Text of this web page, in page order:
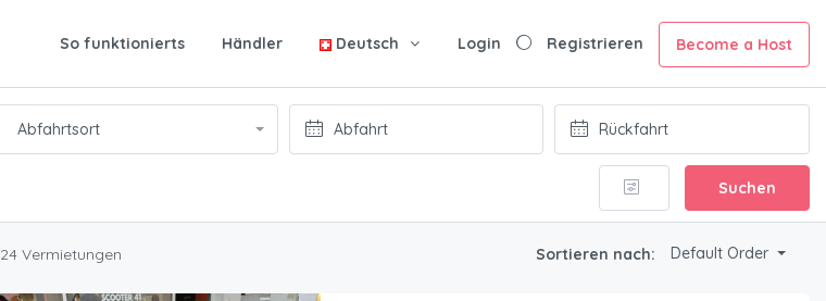
So funktionierts Händler Deutsch Login Registrieren Become a Host
Abfahrtsort
Suchen
24 Vermietungen Sortieren nach: Default Order